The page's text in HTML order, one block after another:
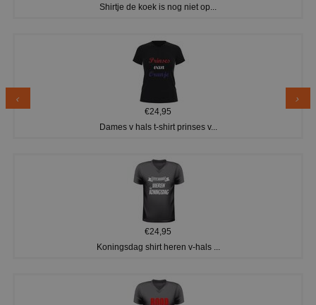
Shirtje de koek is nog niet op...
€24,95
Dames v hals t-shirt prinses v...
€24,95
Koningsdag shirt heren v-hals ...